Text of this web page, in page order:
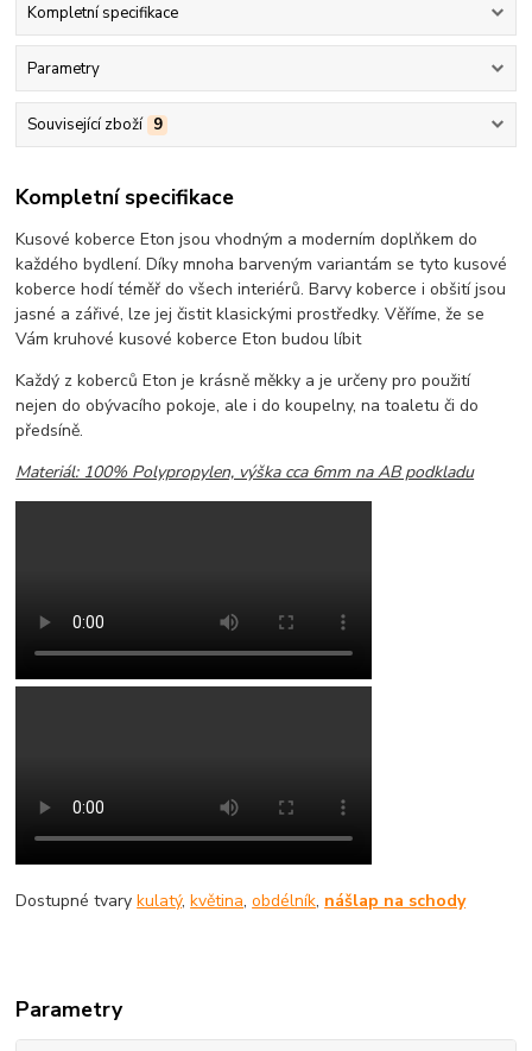
Kompletní specifikace
Parametry
Související zboží 9
Kompletní specifikace
Kusové koberce Eton jsou vhodným a moderním doplňkem do
každého bydlení. Díky mnoha barveným variantám se tyto kusové
koberce hodí téměř do všech interiérů. Barvy koberce i obšití jsou
jasné a zářivé, lze jej čistit klasickými prostředky. Věříme, že se
Vám kruhové kusové koberce Eton budou líbit
Každý z koberců Eton je krásně měkky a je určeny pro použití
nejen do obývacího pokoje, ale i do koupelny, na toaletu či do
předsíně.
Materiál: 100% Polypropylen, výška cca 6mm na AB podkladu
Dostupné tvarykulatý,květina,obdélník, nášlap na schody
Parametry